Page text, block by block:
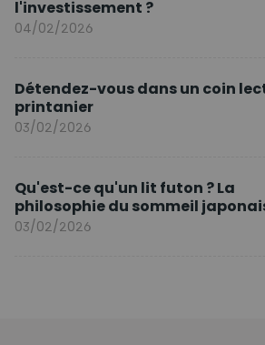
l'investissement ?
04/02/2026
Détendez-vous dans un coin
printanier
03/02/2026
Qu'est-ce qu'un lit futon ? La
philosophie du sommeil
03/02/2026